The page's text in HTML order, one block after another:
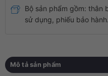
Mô tả sản phẩm
Bộ sản phẩm gồm: thân
sử dụng, phiếu bảo hành.